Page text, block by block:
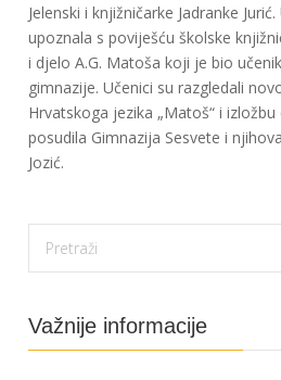
Jelenski i knjižničarke Jadranke
upoznala s poviješću školske
i djelo A.G. Matoša koji je bio
gimnazije. Učenici su razgledali
Hrvatskoga jezika „Matoš“ i
posudila Gimnazija Sesvete i
Jozić.
Važnije informacije